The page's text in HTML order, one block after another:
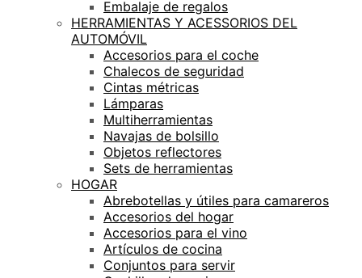
Embalaje de regalos
HERRAMIENTAS Y ACESSORIOS DEL
AUTOMÓVIL
Accesorios para el coche
Chalecos de seguridad
Cintas métricas
Lámparas
Multiherramientas
Navajas de bolsillo
Objetos reflectores
Sets de herramientas
HOGAR
Abrebotellas y útiles para camareros
Accesorios del hogar
Accesorios para el vino
Artículos de cocina
Conjuntos para servir